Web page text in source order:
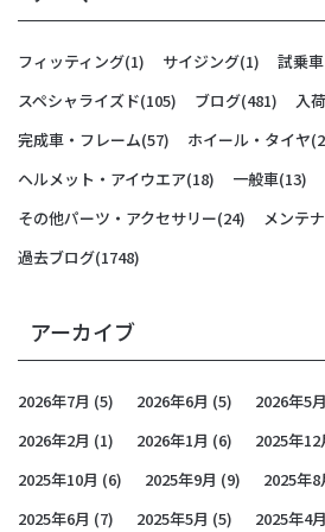
フィッティング(1) サイジング(1) 試乗
スペシャライズド(105) ブログ(481) 入
完成車・フレーム(57) ホイール・タイヤ
ヘルメット・アイウエア(18) 一般車(13)
その他パーツ・アクセサリー(24) メンテ
過去ブログ(1748)
アーカイブ
2026年7月 (5) 2026年6月 (5) 2026年5月
2026年2月 (1) 2026年1月 (6) 2025年12
2025年10月 (6) 2025年9月 (9) 2025年8
2025年6月 (7) 2025年5月 (5) 2025年4月